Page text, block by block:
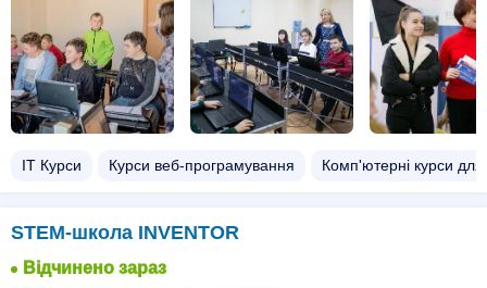
ІТ Курси Курси веб-програмування Комп'ютерні курси для
STEM-школа INVENTOR
Відчинено зараз